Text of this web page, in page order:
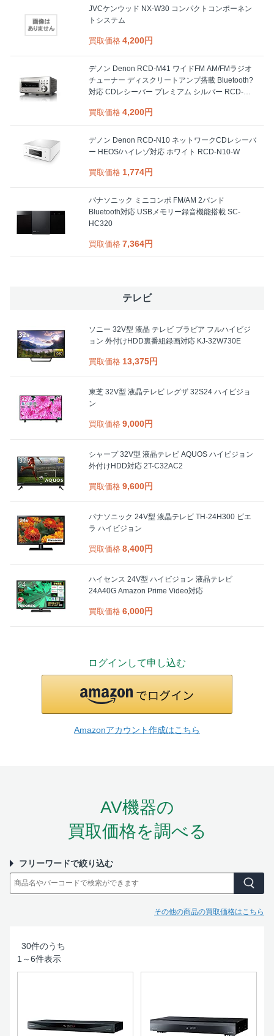
JVCケンウッド NX-W30 コンパクトコンポーネン
トシステム
買取価格 4,200円
デノン Denon RCD-M41 ワイドFM AM/FMラジオ
チューナー ディスクリートアンプ搭載 Bluetooth?
対応 CDレシーバー プレミアム シルバー RCD-
買取価格 4,200円
デノン Denon RCD-N10 ネットワークCDレシーバ
ー HEOS/ハイレゾ対応 ホワイト RCD-N10-W
買取価格 1,774円
パナソニック ミニコンポ FM/AM 2バンド
Bluetooth対応 USBメモリー録音機能搭載 SC-
HC320
買取価格 7,364円
テレビ
ソニー 32V型 液晶 テレビ ブラビア フルハイビジ
ョン 外付けHDD裏番組録画対応 KJ-32W730E
買取価格 13,375円
東芝 32V型 液晶テレビ レグザ 32S24 ハイビジョ
ン
買取価格 9,000円
シャープ 32V型 液晶テレビ AQUOS ハイビジョン
外付けHDD対応 2T-C32AC2
買取価格 9,600円
パナソニック 24V型 液晶テレビ TH-24H300 ビエ
ラ ハイビジョン
買取価格 8,400円
ハイセンス 24V型 ハイビジョン 液晶テレビ
24A40G Amazon Prime Video対応
買取価格 6,000円
ログインして申し込む
Amazonアカウント作成はこちら
AV機器の
買取価格を調べる
フリーワードで絞り込む
その他の商品の買取価格はこちら
30件のうち
1 ～6件表示